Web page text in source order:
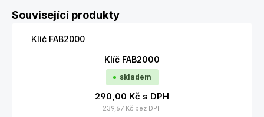
Přeskočit galerii produktů
Související produkty
Klíč FAB2000
skladem
290,00 Kč s DPH
239,67 Kč bez DPH